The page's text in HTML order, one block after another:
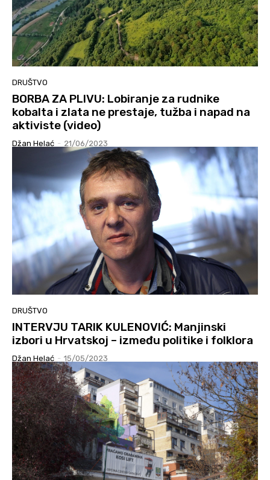
DRUŠTVO
BORBA ZA PLIVU: Lobiranje za rudnike
kobalta i zlata ne prestaje, tužba i napad na
aktiviste (video)
Džan Helać - 21/06/2023
DRUŠTVO
INTERVJU TARIK KULENOVIĆ: Manjinski
izbori u Hrvatskoj – između politike i folklora
Džan Helać - 15/05/2023